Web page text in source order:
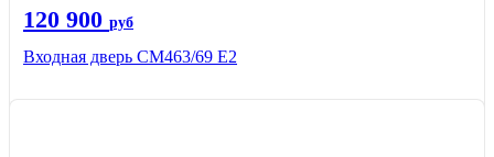
120 900 руб
Входная дверь СМ463/69 Е2